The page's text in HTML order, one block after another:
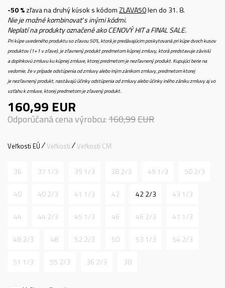
-50 %zľava na druhý kúsok s kódomZLAVA50len do 31. 8.
Nie je možné kombinovať s inými kódmi.
Neplatí na produkty označené ako CENOVÝ HIT a FINAL SALE.
Pri kúpe uvedeného produktu so zľavou 50%, ktorá je predávajúcim poskytovaná pri kúpe dvoch kusov
produktov (1+1 v zľave), je zľavnený produkt predmetom kúpnej zmluvy, ktorá predstavuje závislú
a doplnkovú zmluvu ku kúpnej zmluve, ktorej predmetom je nezľavnený produkt. Kupujúci berie na
vedomie, že v prípade odstúpenia od zmluvy alebo iným zánikom zmluvy, predmetom ktorej
je nezľavnený produkt, nastávajú účinky odstúpenia od zmluvy alebo účinky iného zániku zmluvy aj vo
vzťahu k zmluve, ktorej predmetom je zľavený produkt.
160,99 EUR
Odporúčaná cena výrobcu:160,99EUR
Veľkosti EÚ Veľkosti Veľkosti CM
36 37 1/3 39 1/3 38 2/3 49 1/3 50 2/3
40 40 2/3 41 1/3 42 42 2/3 43 1/3
44 44 2/3 45 1/3 46 46 2/3 47 1/3
48 2/3 48 52 2/3 50 53 1/3 54 2/3
51 1/3 55 2/3 36 2/3 38